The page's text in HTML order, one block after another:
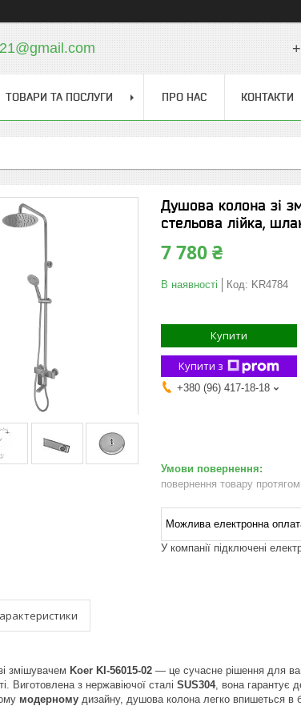
ТОВАРИ ТА ПОСЛУГИ ПРО НАС КОНТАКТИ
Душова колона зі
стельова лійка,
7 780 ₴
В наявності Код: KR4784
Купити
Купити з
+380 (96) 417-18-18
повернення товару
У компанії підключені
змішувачем Koer KI-56015-02 — це сучасне рішення для
Виготовлена з нержавіючої сталі SUS304, вона гарантує
модерному дизайну, душова колона легко впишеться в